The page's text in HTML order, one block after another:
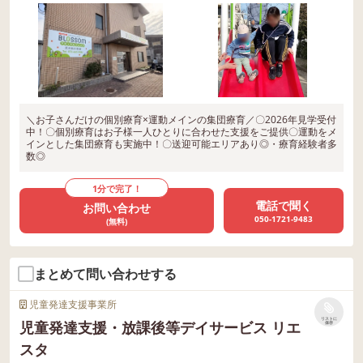
＼お子さんだけの個別療育×運動メインの集団療育／〇2026年見学受付
中！〇個別療育はお子様一人ひとりに合わせた支援をご提供〇運動をメ
インとした集団療育も実施中！〇送迎可能エリアあり◎・療育経験者多
数◎
1分で完了！
お問い合わせ
(無料)
電話で聞く
050-1721-9483
まとめて問い合わせする
児童発達支援事業所
児童発達支援・放課後等デイサービス リエ
スタ
リストに
保存